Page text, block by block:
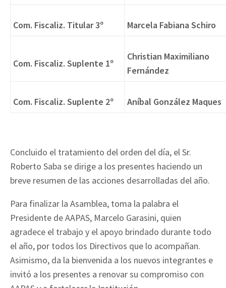
Com. Fiscaliz. Titular 3º Marcela Fabiana Schiro
Com. Fiscaliz. Suplente 1º
Christian Maximiliano
Fernández
Com. Fiscaliz. Suplente 2º Aníbal González Maques
Concluido el tratamiento del orden del día, el Sr.
Roberto Saba se dirige a los presentes haciendo un
breve resumen de las acciones desarrolladas del año.
Para finalizar la Asamblea, toma la palabra el
Presidente de AAPAS, Marcelo Garasini, quien
agradece el trabajo y el apoyo brindado durante todo
el año, por todos los Directivos que lo acompañan.
Asimismo, da la bienvenida a los nuevos integrantes e
invitó a los presentes a renovar su compromiso con